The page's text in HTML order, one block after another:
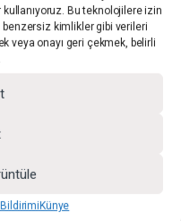
Bu teknolojilere izin
benzersiz kimlikler gibi verileri
veya onayı geri çekmek, belirli
Künye
/ Esnek)